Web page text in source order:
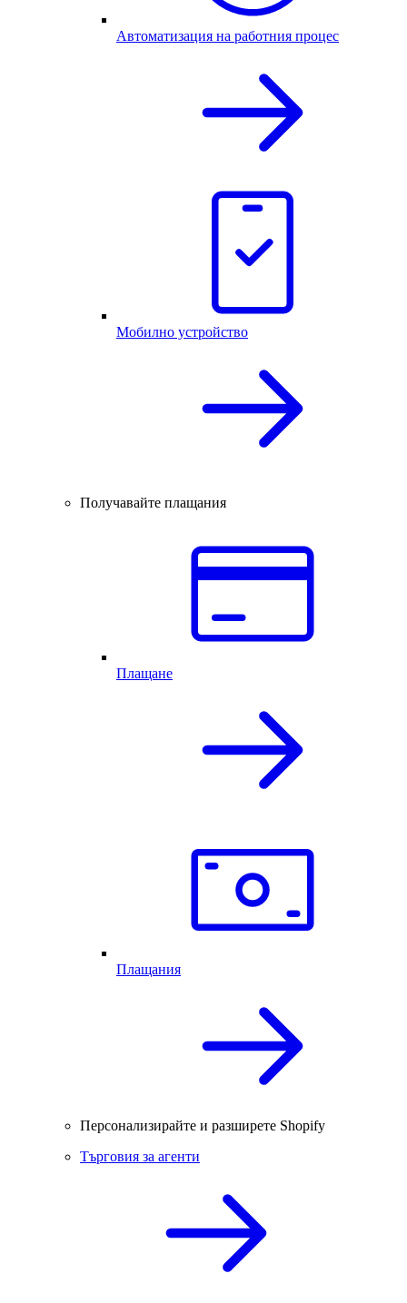
Автоматизация на работния процес
Мобилно устройство
Получавайте плащания
Плащане
Плащания
Персонализирайте и разширете Shopify
Търговия за агенти